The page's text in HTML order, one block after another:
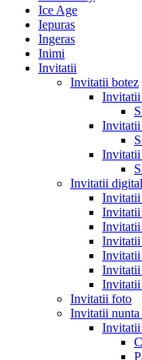
Ice Age
Iepuras
Ingeras
Inimi
Invitatii
Invitatii botez
Invitatii
Invitatii
Invitatii
Invitatii
Invitatii
Invitatii
Invitatii
Invitatii
Invitatii
Invitatii
Invitatii
Invitatii foto
Invitatii nunta
Invitatii